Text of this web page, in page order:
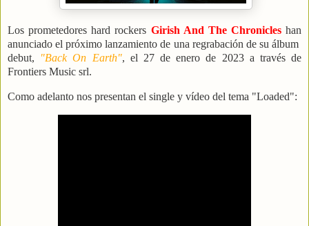
Los prometedores hard rockers Girish And The Chronicleshan
anunciado el próximo lanzamiento de una regrabación de su álbum
debut,
"Back On Earth", el 27 de enero de 2023 a través de
Frontiers Music srl.
Como adelanto nos presentan el single y vídeo del tema "Loaded":